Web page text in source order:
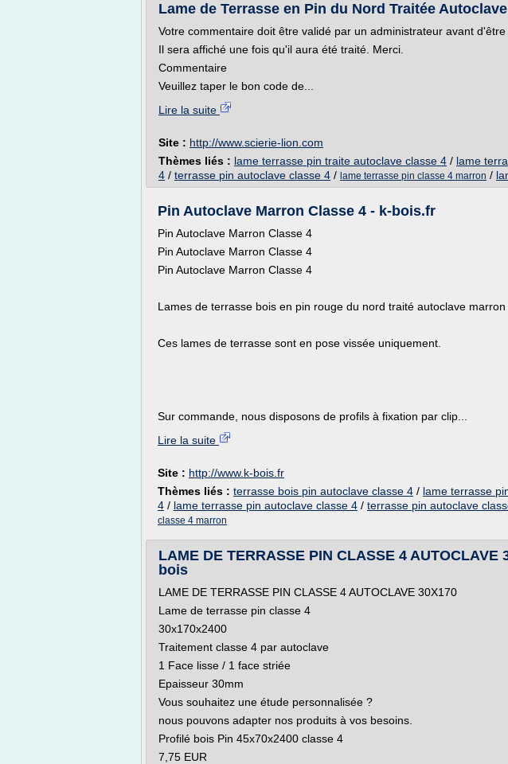
Lame de Terrasse en Pin du Nord Traitée
Votre commentaire doit être validé par un administrateur avant d'être
Il sera affiché une fois qu'il aura été traité. Merci.
Commentaire
Veuillez taper le bon code de...
Lire la suite
Site : http://www.scierie-lion.com
Thèmes liés : lame terrasse pin traite autoclave classe 4 / lame
4 / terrasse pin autoclave classe 4 / lame terrasse pin classe 4 marron /
Pin Autoclave Marron Classe 4 - k-bois.fr
Pin Autoclave Marron Classe 4
Pin Autoclave Marron Classe 4
Pin Autoclave Marron Classe 4
Lames de terrasse bois en pin rouge du nord traité autoclave marron
Ces lames de terrasse sont en pose vissée uniquement.
Sur commande, nous disposons de profils à fixation par clip...
Lire la suite
Site : http://www.k-bois.fr
Thèmes liés : terrasse bois pin autoclave classe 4 / lame terrasse
4 / lame terrasse pin autoclave classe 4 / terrasse pin autoclave
classe 4 marron
LAME DE TERRASSE PIN CLASSE 4 AUTOCLAVE
bois
LAME DE TERRASSE PIN CLASSE 4 AUTOCLAVE 30X170
Lame de terrasse pin classe 4
30x170x2400
Traitement classe 4 par autoclave
1 Face lisse / 1 face striée
Epaisseur 30mm
Vous souhaitez une étude personnalisée ?
nous pouvons adapter nos produits à vos besoins.
Profilé bois Pin 45x70x2400 classe 4
7,75 EUR